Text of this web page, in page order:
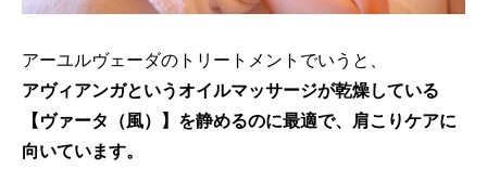
アーユルヴェーダのトリートメントでいうと、
アヴィアンガというオイルマッサージが乾燥している
【ヴァータ（風）】を静めるのに最適で、肩こりケアに
向いています。